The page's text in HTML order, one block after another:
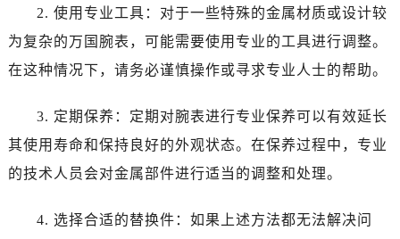
2. 使用专业工具：对于一些特殊的金属材质或设计较
为复杂的万国腕表，可能需要使用专业的工具进行调整。
在这种情况下，请务必谨慎操作或寻求专业人士的帮助。
3. 定期保养：定期对腕表进行专业保养可以有效延长
其使用寿命和保持良好的外观状态。在保养过程中，专业
的技术人员会对金属部件进行适当的调整和处理。
4. 选择合适的替换件：如果上述方法都无法解决问